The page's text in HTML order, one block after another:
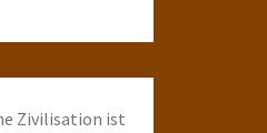
Zivilisation ist